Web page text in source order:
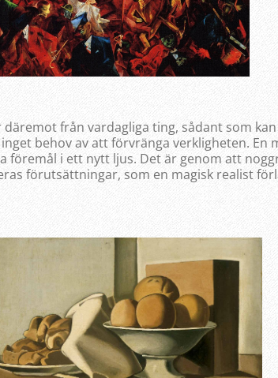
från vardagliga ting, sådant som kan
behov av att förvränga verkligheten. En
föremål i ett nytt ljus. Det är genom att
förutsättningar, som en magisk realist